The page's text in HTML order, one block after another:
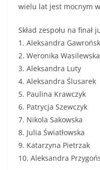
wielu lat jest mocnym
Skład zespołu na finał
1. Aleksandra
2. Weronika Wasilewska
3. Aleksandra Luty
4. Aleksandra Ślusarek
5. Paulina Krawczyk
6. Patrycja Szewczyk
7. Nikola Sakowska
8. Julia Światłowska
9. Katarzyna Pietrzak
10. Aleksandra